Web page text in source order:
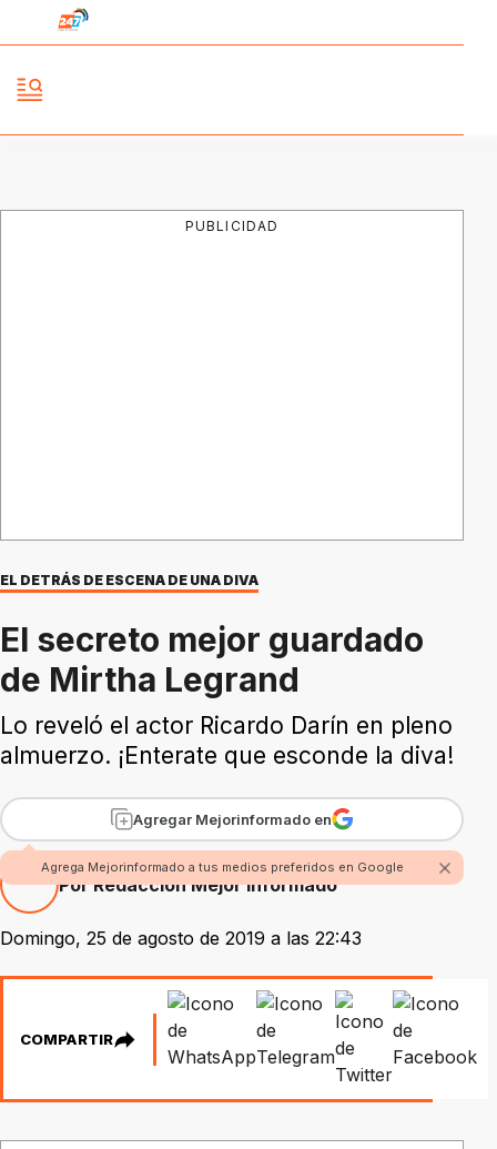
PUBLICIDAD
EL DETRÁS DE ESCENA DE UNA DIVA
El secreto mejor guardado
de Mirtha Legrand
Lo reveló el actor Ricardo Darín en pleno
almuerzo. ¡Enterate que esconde la diva!
Agregar Mejorinformado en
Agrega Mejorinformado a tus medios preferidos en Google
Por Redacción Mejor Informado
Domingo, 25 de agosto de 2019 a las 22:43
COMPARTIR